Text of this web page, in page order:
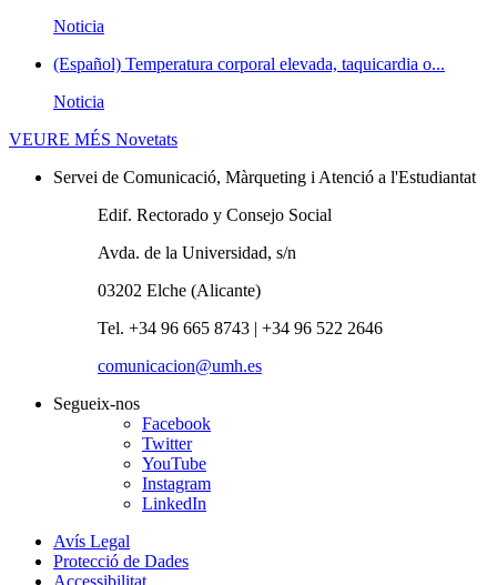
Noticia
(Español) Temperatura corporal elevada, taquicardia o...
Noticia
VEURE MÉS Novetats
Servei de Comunicació, Màrqueting i Atenció a l'Estudiantat
Edif. Rectorado y Consejo Social
Avda. de la Universidad, s/n
03202 Elche (Alicante)
Tel. +34 96 665 8743 | +34 96 522 2646
comunicacion@umh.es
Segueix-nos
Facebook
Twitter
YouTube
Instagram
LinkedIn
Avís Legal
Protecció de Dades